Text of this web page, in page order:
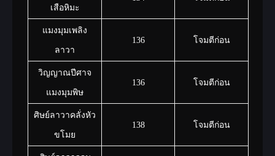
เสือหิมะ
แมงมุมเพลิง
ลาวา
136 โจมตีก่อน
วิญญาณปีศาจ
แมงมุมพิษ
136 โจมตีก่อน
ศิษย์ลาวาคลั่งหัว
ขโมย
138 โจมตีก่อน